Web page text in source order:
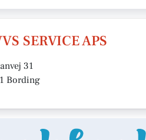
SERVICE APS
31
Bording